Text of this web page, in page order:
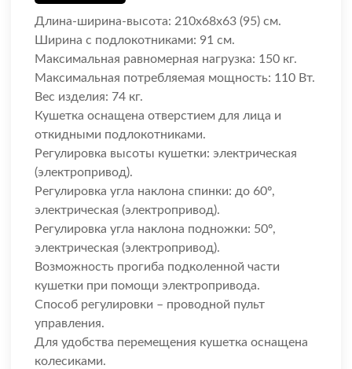
Длина-ширина-высота: 210х68х63 (95) см.
Ширина с подлокотниками: 91 см.
Максимальная равномерная нагрузка: 150 кг.
Максимальная потребляемая мощность: 110 Вт.
Вес изделия: 74 кг.
Кушетка оснащена отверстием для лица и
откидными подлокотниками.
Регулировка высоты кушетки: электрическая
(электропривод).
Регулировка угла наклона спинки: до 60º,
электрическая (электропривод).
Регулировка угла наклона подножки: 50º,
электрическая (электропривод).
Возможность прогиба подколенной части
кушетки при помощи электропривода.
Способ регулировки – проводной пульт
управления.
Для удобства перемещения кушетка оснащена
колесиками.